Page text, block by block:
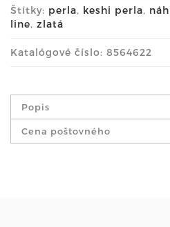
Štítky: perla, keshi perla,
line, zlatá
Katalógové číslo: 8564622
Popis
Cena poštovného